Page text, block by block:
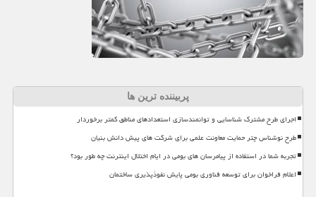
پربیننده ترین ها
اجرای طرح مشترک شناسایی و توانمندسازی استعدادهای مناطق کمتر برخوردار
طرح نوشناس چتر حمایت معاونت علمی برای شرکت های پیش دانش بنیان
تجربه شما در استفاده از پیامرسان های بومی در ایام اختلال اینترنت چه طور بود؟
اعلام فراخوان برای توسعه فناوری بومی پایش نفوذپذیری ساختمان